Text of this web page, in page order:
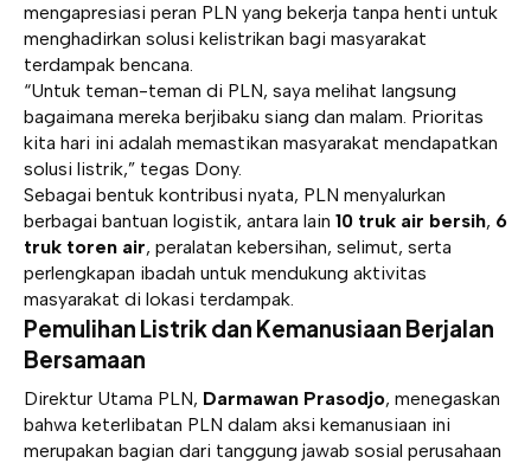
mengapresiasi peran PLN yang bekerja tanpa henti untuk
menghadirkan solusi kelistrikan bagi masyarakat
terdampak bencana.
“Untuk teman-teman di PLN, saya melihat langsung
bagaimana mereka berjibaku siang dan malam. Prioritas
kita hari ini adalah memastikan masyarakat mendapatkan
solusi listrik,” tegas Dony.
Sebagai bentuk kontribusi nyata, PLN menyalurkan
berbagai bantuan logistik, antara lain 10 truk air bersih, 6
truk toren air, peralatan kebersihan, selimut, serta
perlengkapan ibadah untuk mendukung aktivitas
masyarakat di lokasi terdampak.
Pemulihan Listrik dan Kemanusiaan Berjalan
Bersamaan
Direktur Utama PLN, Darmawan Prasodjo, menegaskan
bahwa keterlibatan PLN dalam aksi kemanusiaan ini
merupakan bagian dari tanggung jawab sosial perusahaan